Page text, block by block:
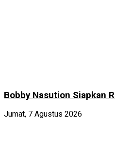
Bobby Nasution Siapkan
Jumat, 7 Agustus 2026